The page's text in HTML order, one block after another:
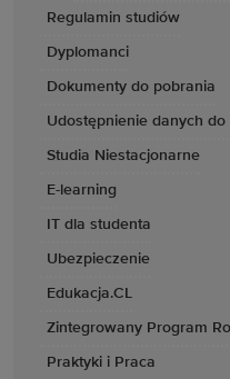
Regulamin studiów
Dyplomanci
Dokumenty do pobrania
Udostępnienie danych
Studia Niestacjonarne
E-learning
IT dla studenta
Ubezpieczenie
Edukacja.CL
Zintegrowany Program
Praktyki i Praca